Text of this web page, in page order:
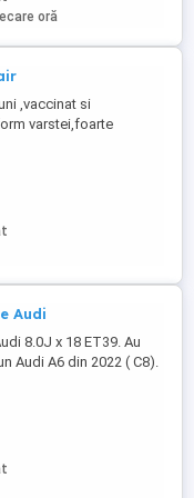
oră
,vaccinat si
varstei,foarte
Audi
8.0J x 18 ET39. Au
Audi A6 din 2022 ( C8).